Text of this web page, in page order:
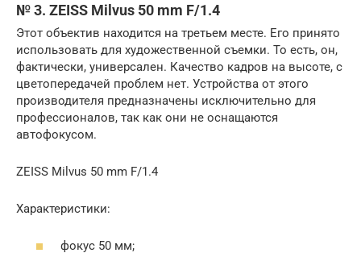
№ 3. ZEISS Milvus 50 mm F/1.4
Этот объектив находится на третьем месте. Его принято
использовать для художественной съемки. То есть, он,
фактически, универсален. Качество кадров на высоте, с
цветопередачей проблем нет. Устройства от этого
производителя предназначены исключительно для
профессионалов, так как они не оснащаются
автофокусом.
ZEISS Milvus 50 mm F/1.4
Характеристики:
фокус 50 мм;